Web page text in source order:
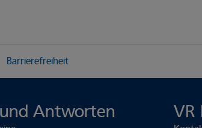
Barrierefreiheit
Antworten VR